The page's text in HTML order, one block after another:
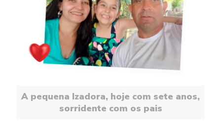
A pequena Izadora, hoje com sete anos,
sorridente com os pais